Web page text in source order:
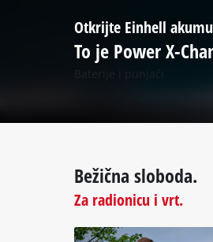
Otkrijte Einhell
To je Power X-
Baterije i punjači
Bežična sloboda.
Za radionicu i vrt.